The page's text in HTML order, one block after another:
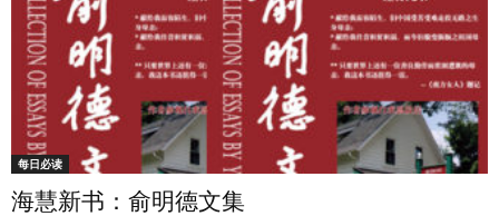
每日必读
海慧新书：俞明德文集